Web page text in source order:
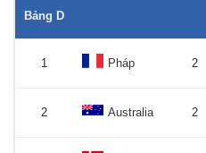
Bảng D
1 Pháp 2
2 Australia 2